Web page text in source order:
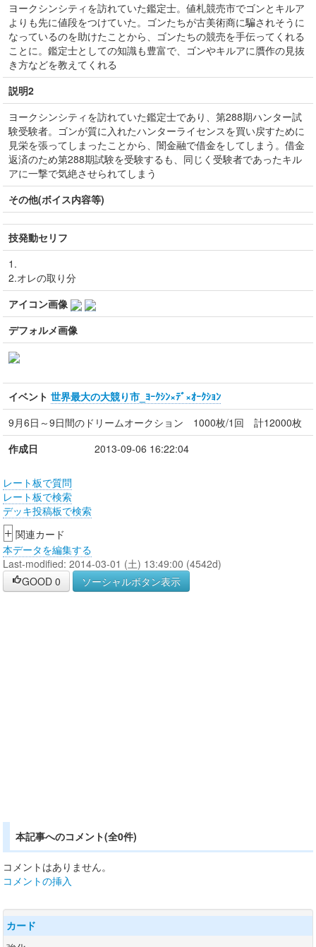
ヨークシンシティを訪れていた鑑定士。値札競売市でゴンとキルア
よりも先に値段をつけていた。ゴンたちが古美術商に騙されそうに
なっているのを助けたことから、ゴンたちの競売を手伝ってくれる
ことに。鑑定士としての知識も豊富で、ゴンやキルアに贋作の見抜
き方などを教えてくれる
説明2
ヨークシンシティを訪れていた鑑定士であり、第288期ハンター試
験受験者。ゴンが質に入れたハンターライセンスを買い戻すために
見栄を張ってしまったことから、闇金融で借金をしてしまう。借金
返済のため第288期試験を受験するも、同じく受験者であったキル
アに一撃で気絶させられてしまう
その他(ボイス内容等)
技発動セリフ
1.
2.オレの取り分
アイコン画像
デフォルメ画像
イベント 世界最大の大競り市_ﾖｰｸｼﾝ×ﾃﾞ×ｵｰｸｼｮﾝ
9月6日～9日間のドリームオークション 1000枚/1回 計12000枚
作成日
2013-09-06 16:22:04
レート板で質問
レート板で検索
デッキ投稿板で検索
+ 関連カード
本データを編集する
Last-modified: 2014-03-01 (土) 13:49:00 (4542d)
GOOD 0 ソーシャルボタン表示
本記事へのコメント(全0件)
コメントはありません。
コメントの挿入
カード